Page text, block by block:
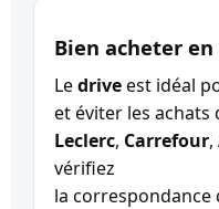
Bien acheter
Ledriveest idéal
et éviter les achats
Leclerc, Carrefour,
vérifiez
la correspondance